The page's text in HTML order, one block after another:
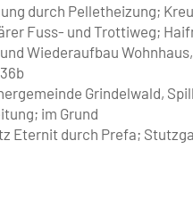
durch Pelletheizung;
Fuss- und Trottiweg;
Wiederaufbau
Grindelwald,
im Grund
Eternit durch Prefa;